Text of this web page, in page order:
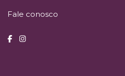
Fale conosco